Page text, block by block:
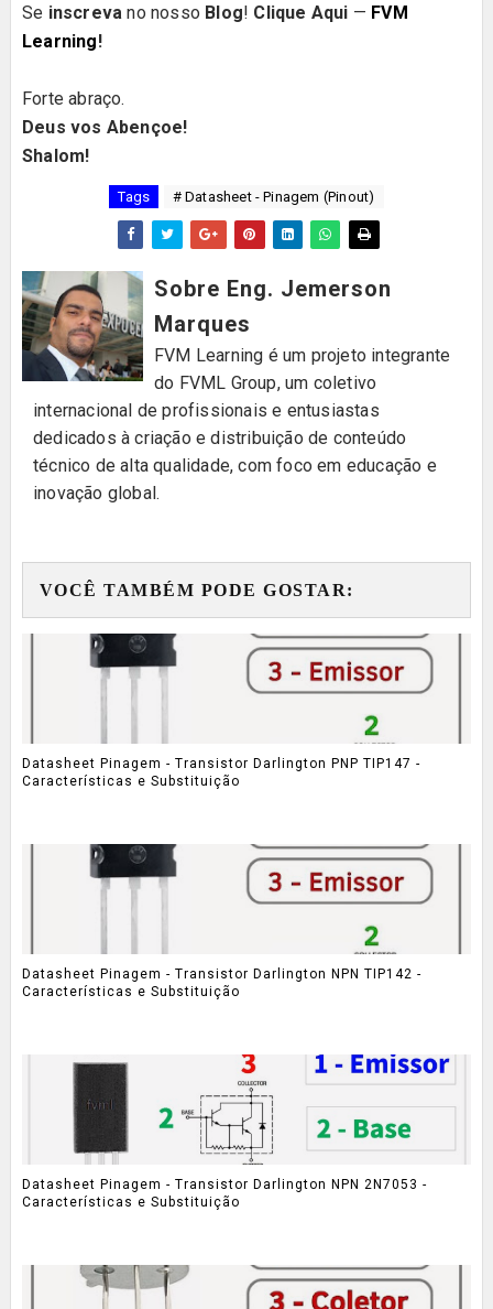
Se inscreva no nosso Blog! Clique Aqui — FVM
Learning!
Forte abraço.
Deus vos Abençoe!
Shalom!
Tags # Datasheet - Pinagem (Pinout)
Sobre Eng. Jemerson
Marques
FVM Learning é um projeto integrante
do FVML Group, um coletivo
internacional de profissionais e entusiastas
dedicados à criação e distribuição de conteúdo
técnico de alta qualidade, com foco em educação e
inovação global.
VOCÊ TAMBÉM PODE GOSTAR:
Datasheet Pinagem - Transistor Darlington PNP TIP147 -
Características e Substituição
Datasheet Pinagem - Transistor Darlington NPN TIP142 -
Características e Substituição
Datasheet Pinagem - Transistor Darlington NPN 2N7053 -
Características e Substituição